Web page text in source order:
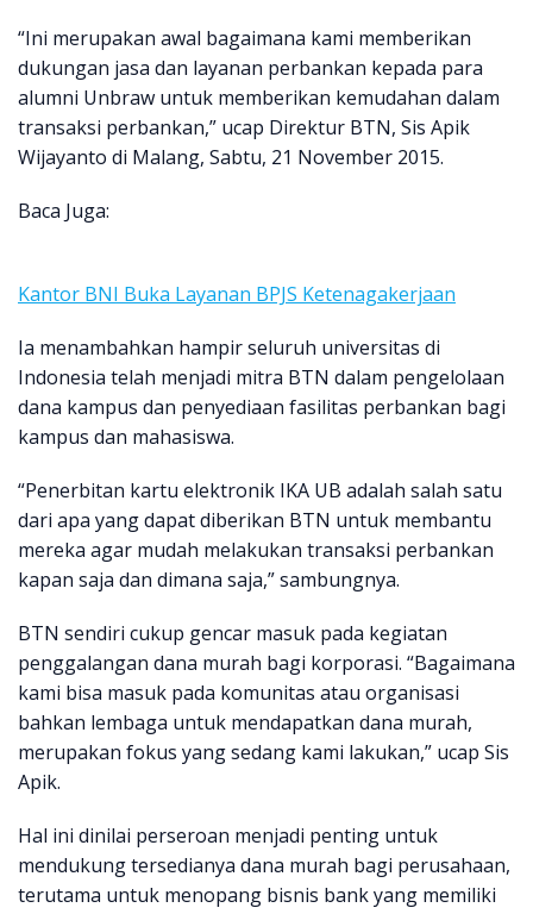
“Ini merupakan awal bagaimana kami memberikan
dukungan jasa dan layanan perbankan kepada para
alumni Unbraw untuk memberikan kemudahan dalam
transaksi perbankan,” ucap Direktur BTN, Sis Apik
Wijayanto di Malang, Sabtu, 21 November 2015.
Baca Juga:
Kantor BNI Buka Layanan BPJS Ketenagakerjaan
Ia menambahkan hampir seluruh universitas di
Indonesia telah menjadi mitra BTN dalam pengelolaan
dana kampus dan penyediaan fasilitas perbankan bagi
kampus dan mahasiswa.
“Penerbitan kartu elektronik IKA UB adalah salah satu
dari apa yang dapat diberikan BTN untuk membantu
mereka agar mudah melakukan transaksi perbankan
kapan saja dan dimana saja,” sambungnya.
BTN sendiri cukup gencar masuk pada kegiatan
penggalangan dana murah bagi korporasi. “Bagaimana
kami bisa masuk pada komunitas atau organisasi
bahkan lembaga untuk mendapatkan dana murah,
merupakan fokus yang sedang kami lakukan,” ucap Sis
Apik.
Hal ini dinilai perseroan menjadi penting untuk
mendukung tersedianya dana murah bagi perusahaan,
terutama untuk menopang bisnis bank yang memiliki